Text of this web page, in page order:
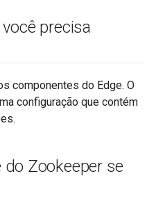
precisa
componentes do Edge. O
configuração que contém
Zookeeper se